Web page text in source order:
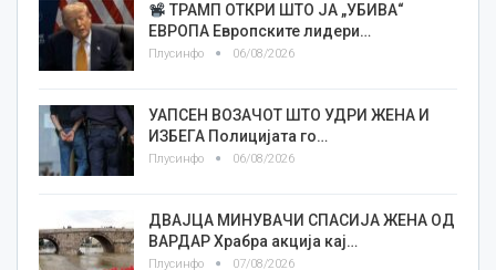
ТРАМП ОТКРИ ШТО ЈА „УБИВА“
ЕВРОПА Европските лидери…
Плусинфо 06/08/2026
УАПСЕН ВОЗАЧОТ ШТО УДРИ ЖЕНА И
ИЗБЕГА Полицијата го…
Плусинфо 06/08/2026
ДВАЈЦА МИНУВАЧИ СПАСИЈА ЖЕНА ОД
ВАРДАР Храбра акција кај…
Плусинфо 07/08/2026